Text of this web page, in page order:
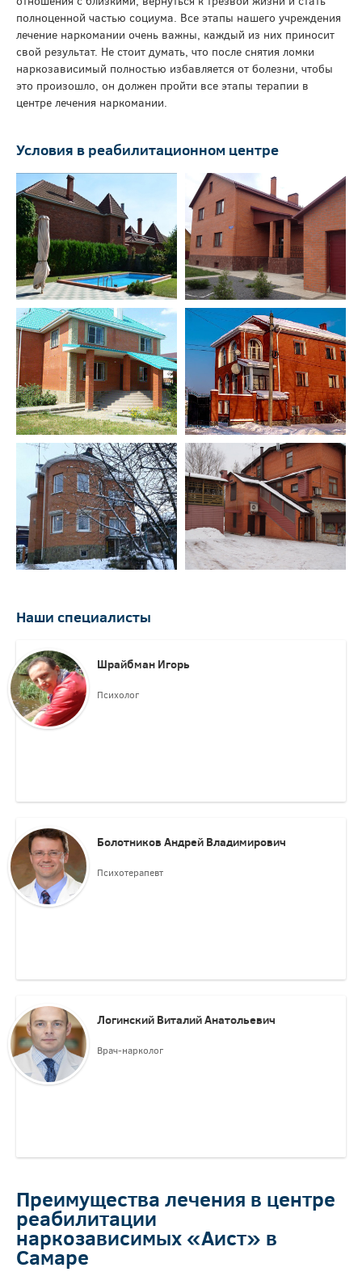
полноценной частью социума. Все этапы нашего учреждения
лечение наркомании очень важны, каждый из них приносит
свой результат. Не стоит думать, что после снятия ломки
наркозависимый полностью избавляется от болезни, чтобы
это произошло, он должен пройти все этапы терапии в
центре лечения наркомании.
Условия в реабилитационном центре
Наши специалисты
Шрайбман Игорь
Психолог
Болотников Андрей Владимирович
Психотерапевт
Логинский Виталий Анатольевич
Врач-нарколог
Преимущества лечения в центре
реабилитации
наркозависимых «Аист» в
Самаре